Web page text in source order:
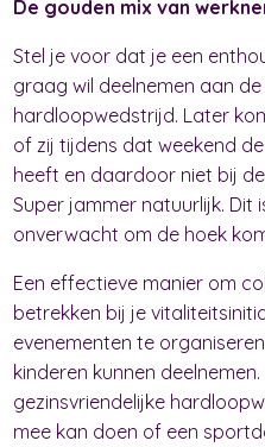
De gouden mix van
Stel je voor dat je een
graag wil deelnemen aan
hardloopwedstrijd. Later
of zij tijdens dat weekend
heeft en daardoor niet bij
Super jammer natuurlijk. Dit
onverwacht om de hoek
Een effectieve manier om
betrekken bij je
evenementen te
kinderen kunnen
gezinsvriendelijke
mee kan doen of een